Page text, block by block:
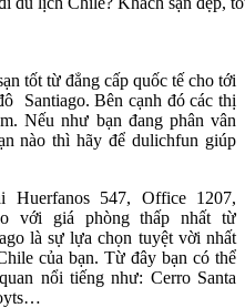
tốt từ đẳng cấp quốc tế cho tới
Santiago. Bên cạnh đó các thị
Nếu như bạn đang phân vân
nào thì hãy để dulichfun giúp
547, Office 1207,
với giá phòng thấp nhất từ
là sự lựa chọn tuyệt vời nhất
của bạn. Từ đây bạn có thể
nổi tiếng như: Cerro Santa